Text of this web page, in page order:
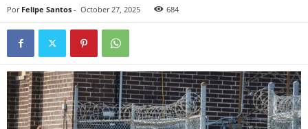
Por Felipe Santos - October 27, 2025 684